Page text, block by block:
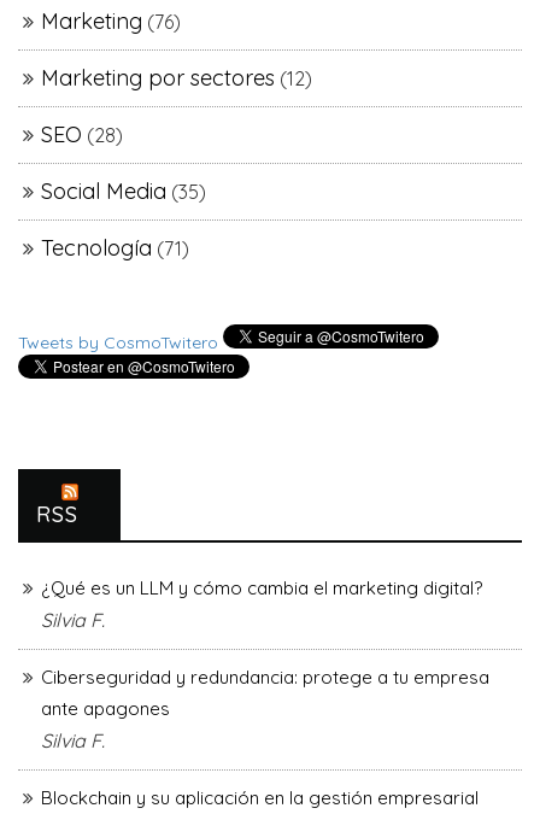
Marketing (76)
Marketing por sectores (12)
SEO (28)
Social Media (35)
Tecnología (71)
Tweets by CosmoTwitero
RSS
¿Qué es un LLM y cómo cambia el marketing digital?
Silvia F.
Ciberseguridad y redundancia: protege a tu empresa
ante apagones
Silvia F.
Blockchain y su aplicación en la gestión empresarial